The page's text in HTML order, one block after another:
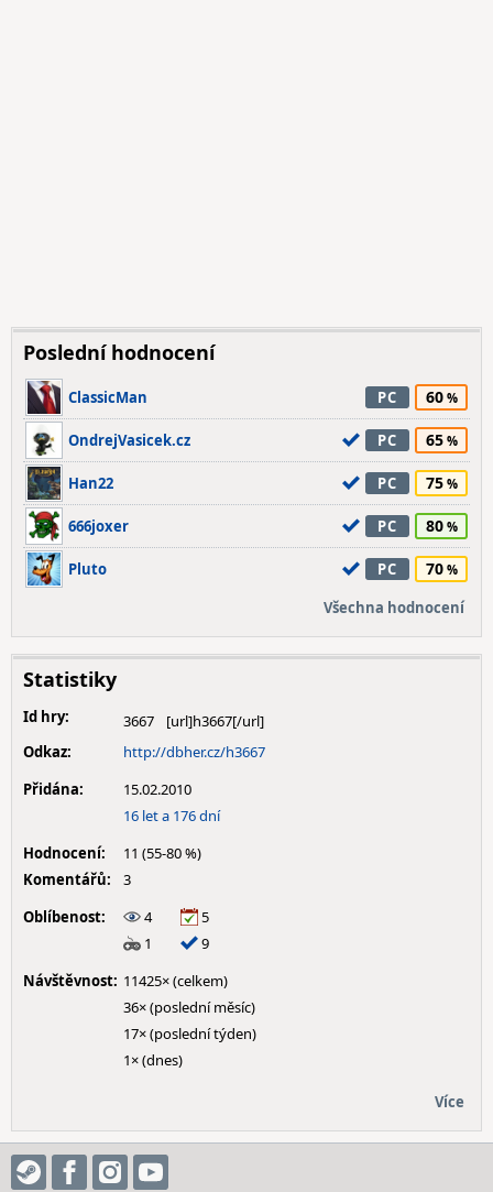
Poslední hodnocení
ClassicMan PC 60
OndrejVasicek.cz PC 65
Han22 PC 75
666joxer PC 80
Pluto PC 70
Všechna hodnocení
Statistiky
Id hry:
3667
Odkaz:
http://dbher.cz/h3667
Přidána:
15.02.2010
16 let a 176 dní
Hodnocení:
11 (55-80 %)
Komentářů:
3
Oblíbenost:
4
5
1
9
Návštěvnost: 11425× (celkem)
36× (poslední měsíc)
17× (poslední týden)
1× (dnes)
Více